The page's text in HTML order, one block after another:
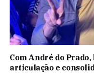
Com André do
articulação e